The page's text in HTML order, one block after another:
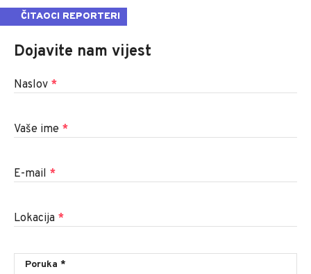
ČITAOCI REPORTERI
Dojavite nam vijest
Naslov *
Vaše ime *
E-mail *
Lokacija *